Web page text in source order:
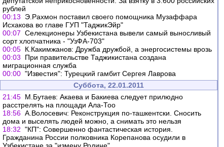
рублей
00:13
Э.Рахмон поставил своего помощника Музаффара
Исхакова во главе ГУП "ТаджикЭйр"
00:07 Селекционеры Узбекистана вывели самый выносливый
сорт хлопчатника - "УзФА-703"
00:05 К.Какимжанов: Дружба дружбой, а энергосистемы врозь
00:03
При правительстве Таджикистана создана
миграционная служба
00:00 "Известия": Турецкий гамбит Сергея Лаврова
Суббота, 22.01.2011
21:45 М.Бутаев: Акаева и Бакиева следует прилюдно
расстрелять на площади Ала-Тоо
18:56 А.Волосевич: Реконструкция по-ташкентски. Сносить
дома и выселять людей можно, а снимать это нельзя
18:32 "КП": Совершенно фантастическая история.
Гражданина России полковника Корепанова осудили в